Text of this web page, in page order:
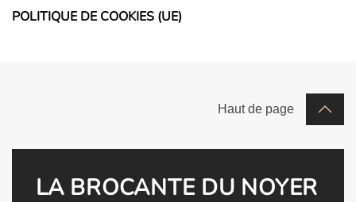
POLITIQUE DE COOKIES (UE)
Haut de page
LA BROCANTE DU NOYER